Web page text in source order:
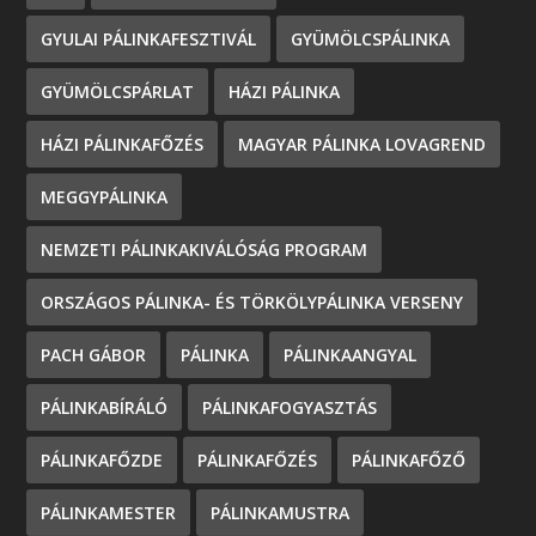
GYULAI PÁLINKAFESZTIVÁL GYÜMÖLCSPÁLINKA
GYÜMÖLCSPÁRLAT HÁZI PÁLINKA
HÁZI PÁLINKAFŐZÉS MAGYAR PÁLINKA LOVAGREND
MEGGYPÁLINKA
NEMZETI PÁLINKAKIVÁLÓSÁG PROGRAM
ORSZÁGOS PÁLINKA- ÉS TÖRKÖLYPÁLINKA VERSENY
PACH GÁBOR PÁLINKA PÁLINKAANGYAL
PÁLINKABÍRÁLÓ PÁLINKAFOGYASZTÁS
PÁLINKAFŐZDE PÁLINKAFŐZÉS PÁLINKAFŐZŐ
PÁLINKAMESTER PÁLINKAMUSTRA